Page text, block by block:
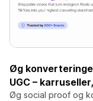
Øg
UGC –
Øg social proof og